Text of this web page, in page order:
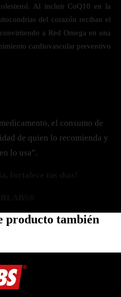
Al incluir CoQ10 en la
del corazón reciban el
a Red Omega en una
cardiovascular preventivo
el consumo de
de quien lo recomienda y
lo usa”.
producto también